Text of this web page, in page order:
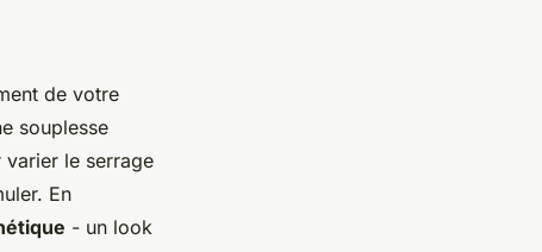
de votre
souplesse
varier le serrage
En
- un look